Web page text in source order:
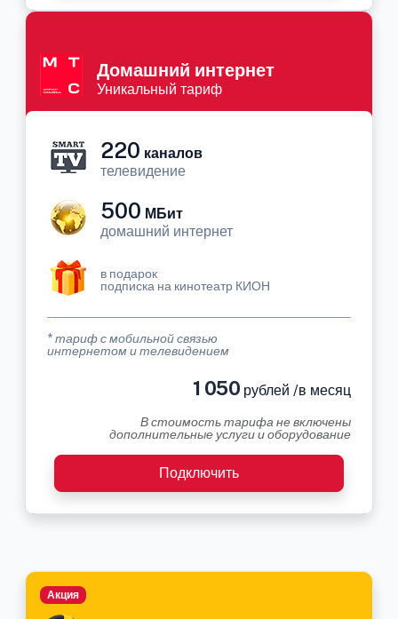
Домашний интернет
Уникальный тариф
220 каналов
телевидение
500 МБит
домашний интернет
в подарок
подписка на кинотеатр КИОН
* тариф с мобильной связью
интернетом и телевидением
1 050 рублей /в месяц
В стоимость тарифа не включены
дополнительные услуги и оборудование
Подключить
Акция